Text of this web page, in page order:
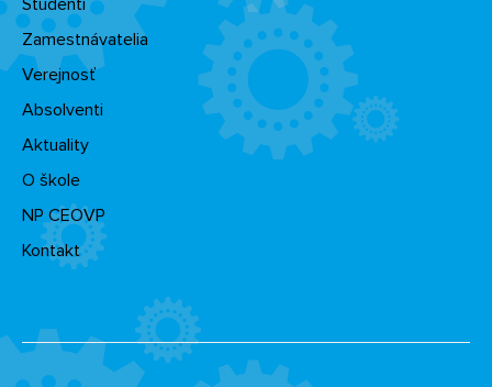
Zamestnávatelia
Verejnosť
Absolventi
Aktuality
O škole
NP CEOVP
Kontakt